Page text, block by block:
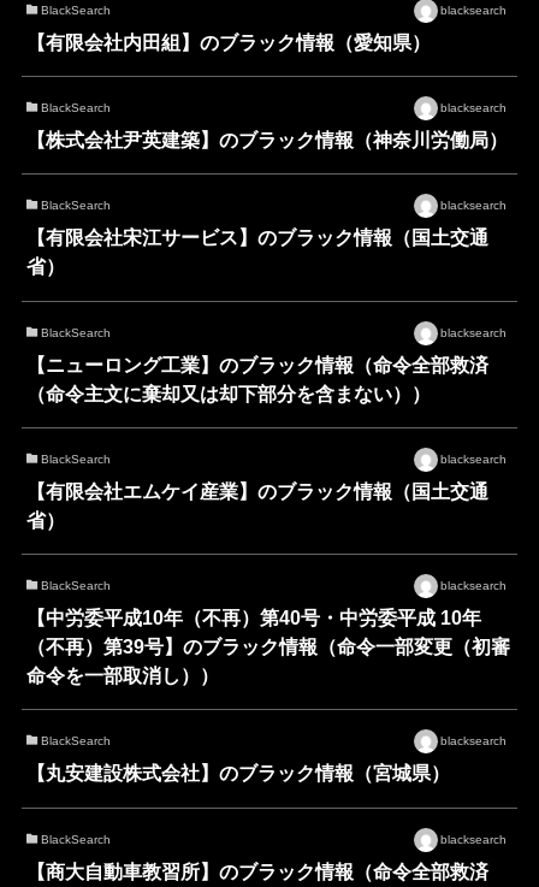
BlackSearch blacksearch
【有限会社内田組】のブラック情報（愛知県）
BlackSearch blacksearch
【株式会社尹英建築】のブラック情報（神奈川労働局）
BlackSearch blacksearch
【有限会社宋江サービス】のブラック情報（国土交通
省）
BlackSearch blacksearch
【ニューロング工業】のブラック情報（命令全部救済
（命令主文に棄却又は却下部分を含まない））
BlackSearch blacksearch
【有限会社エムケイ産業】のブラック情報（国土交通
省）
BlackSearch blacksearch
【中労委平成10年（不再）第40号・中労委平成 10年
（不再）第39号】のブラック情報（命令一部変更（初審
命令を一部取消し））
BlackSearch blacksearch
【丸安建設株式会社】のブラック情報（宮城県）
BlackSearch blacksearch
【商大自動車教習所】のブラック情報（命令全部救済